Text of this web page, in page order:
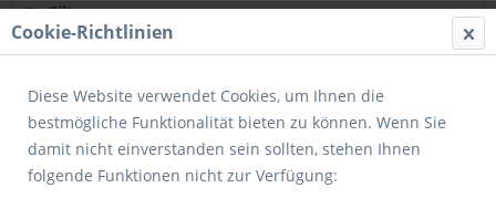
Filtern
Cookie-Richtlinien
Diese Website verwendet Cookies, um Ihnen die
bestmögliche Funktionalität bieten zu können. Wenn Sie
damit nicht einverstanden sein sollten, stehen Ihnen
folgende Funktionen nicht zur Verfügung: